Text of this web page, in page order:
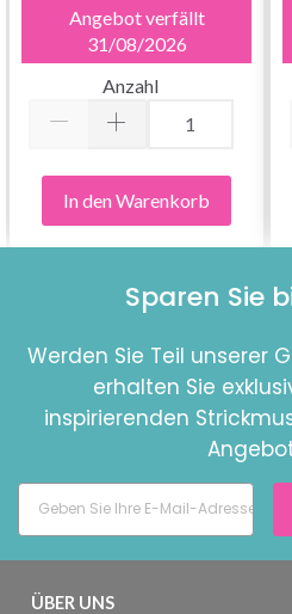
Angebot verfällt
31/08/2026
Anzahl
In den Warenkorb
Sparen Sie
Werden Sie Teil unserer
erhalten Sie
inspirierenden
ÜBER UNS